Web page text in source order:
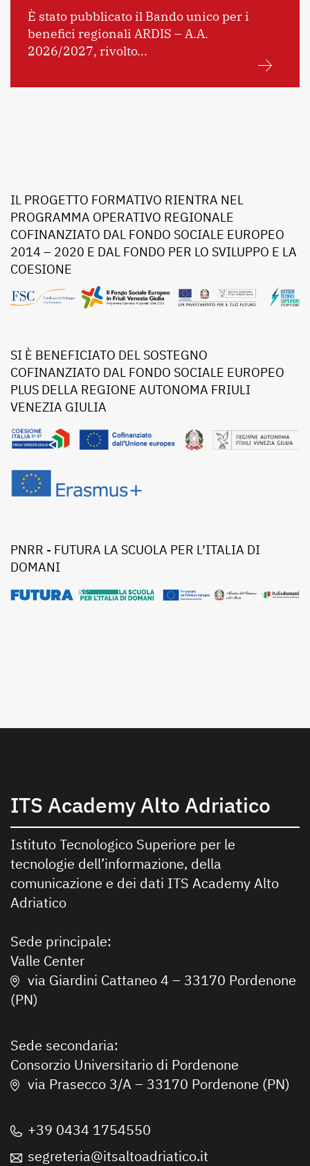
È stato pubblicato il Bando unico per i
benefici regionali ARDIS – A.A.
2026/2027, rivolto...
IL PROGETTO FORMATIVO RIENTRA NEL
PROGRAMMA OPERATIVO REGIONALE
COFINANZIATO DAL FONDO SOCIALE EUROPEO
2014 – 2020 E DAL FONDO PER LO SVILUPPO E LA
COESIONE
SI È BENEFICIATO DEL SOSTEGNO
COFINANZIATO DAL FONDO SOCIALE EUROPEO
PLUS DELLA REGIONE AUTONOMA FRIULI
VENEZIA GIULIA
PNRR - FUTURA LA SCUOLA PER L’ITALIA DI
DOMANI
ITS Academy Alto Adriatico
Istituto Tecnologico Superiore per le
tecnologie dell’informazione, della
comunicazione e dei dati ITS Academy Alto
Adriatico
Sede principale:
Valle Center
via Giardini Cattaneo 4 – 33170 Pordenone
(PN)
Sede secondaria:
Consorzio Universitario di Pordenone
via Prasecco 3/A – 33170 Pordenone (PN)
+39 0434 1754550
segreteria@itsaltoadriatico.it